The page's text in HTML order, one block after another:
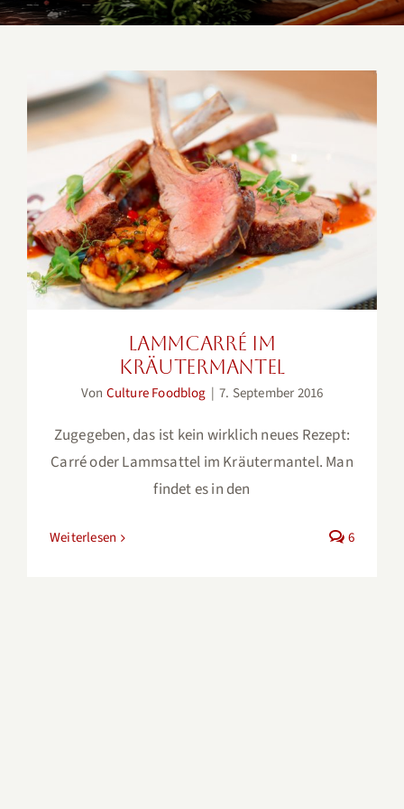
Lammcarré im Kräutermantel
Lammcarré im
Kräutermantel
Von Culture Foodblog | 7. September 2016
Zugegeben, das ist kein wirklich neues Rezept:
Carré oder Lammsattel im Kräutermantel. Man
findet es in den
Weiterlesen 6